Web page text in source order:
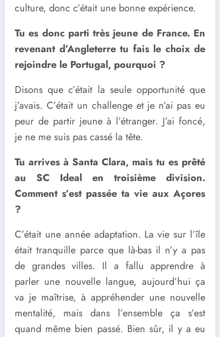
culture, donc c’était une bonne expérience.
Tu es donc parti très jeune de France. En
revenant d’Angleterre tu fais le choix de
rejoindre le Portugal, pourquoi ?
Disons que c’était la seule opportunité que
j’avais. C’était un challenge et je n’ai pas eu
peur de partir jeune à l’étranger. J’ai foncé,
je ne me suis pas cassé la tête.
Tu arrives à Santa Clara, mais tu es prêté
au SC Ideal en troisième division.
Comment s’est passée ta vie aux Açores
?
C’était une année adaptation. La vie sur l’île
était tranquille parce que là-bas il n’y a pas
de grandes villes. Il a fallu apprendre à
parler une nouvelle langue, aujourd’hui ça
va je maîtrise, à appréhender une nouvelle
mentalité, mais dans l’ensemble ça s’est
quand même bien passé. Bien sûr, il y a eu